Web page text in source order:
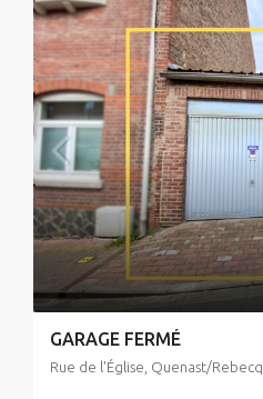
GARAGE FERMÉ
Rue de l'Église, Quenast/Rebecq